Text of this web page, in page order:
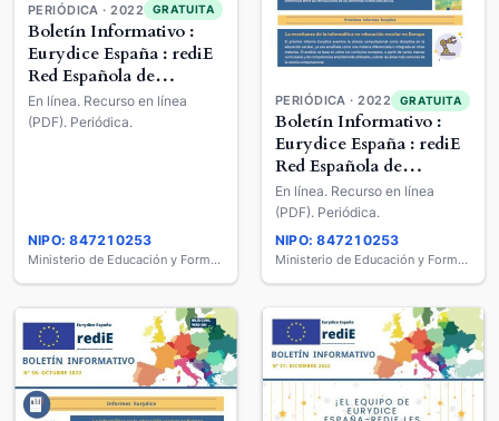
PERIÓDICA · 2022 GRATUITA
Boletín Informativo :
Eurydice España : rediE
Red Española de
Información sobre
Educación
En línea. Recurso en línea
(PDF). Periódica.
NIPO: 847210253
Ministerio de Educación y Formación Profesional
PERIÓDICA · 2022 GRATUITA
Boletín Informativo :
Eurydice España : rediE
Red Española de
Información sobre
Educación
En línea. Recurso en línea
(PDF). Periódica.
NIPO: 847210253
Ministerio de Educación y Formación Profesional